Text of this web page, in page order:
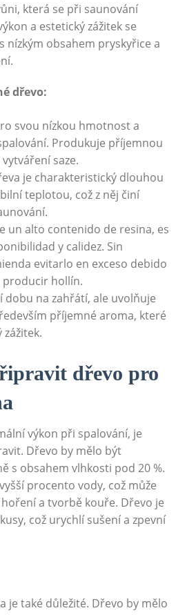
která se při saunování
a estetický zážitek se
nízkým obsahem pryskyřice a
dřevo:
svou nízkou hmotnost a
Produkuje příjemnou
saze.
je charakteristický dlouhou
teplotou, což z něj činí
un alto contenido de resina, es
y calidez. Sin
evitarlo en exceso debido
producir hollín.
dobu na zahřátí, ale uvolňuje
příjemné aroma, které
dřevo pro
výkon při spalování, je
Dřevo by mělo být
s obsahem vlhkosti pod 20 %.
procento vody, což může
a tvorbě kouře. Dřevo je
což urychlí sušení a zpevní
je také důležité. Dřevo by mělo